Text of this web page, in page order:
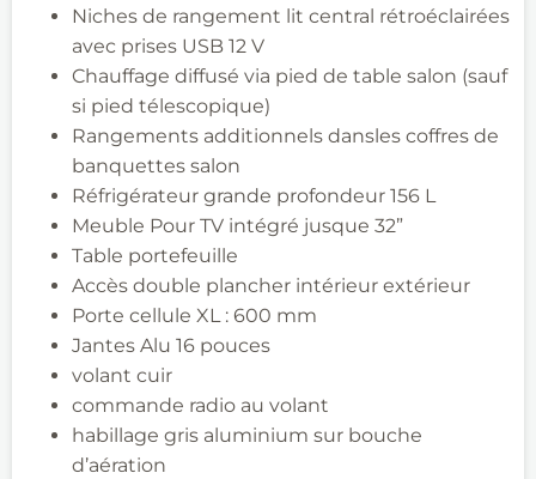
Niches de rangement lit central rétroéclairées
avec prises USB 12 V​
Chauffage diffusé via pied de table salon (sauf
si pied télescopique)​
Rangements additionnels dansles coffres de
banquettes salon
Réfrigérateur grande profondeur 156 L
Meuble Pour TV intégré jusque 32”
Table portefeuille
Accès double plancher intérieur extérieur
Porte cellule XL : 600 mm
Jantes Alu 16 pouces
volant cuir
commande radio au volant
habillage gris aluminium sur bouche
d’aération